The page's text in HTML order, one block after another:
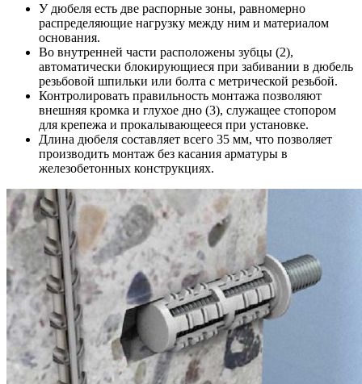
У дюбеля есть две распорные зоны, равномерно
распределяющие нагрузку между ним и материалом
основания.
Во внутренней части расположены зубцы (2),
автоматически блокирующиеся при забивании в дюбель
резьбовой шпильки или болта с метрической резьбой.
Контролировать правильность монтажа позволяют
внешняя кромка и глухое дно (3), служащее стопором
для крепежа и прокалывающееся при установке.
Длина дюбеля составляет всего 35 мм, что позволяет
производить монтаж без касания арматуры в
железобетонных конструкциях.